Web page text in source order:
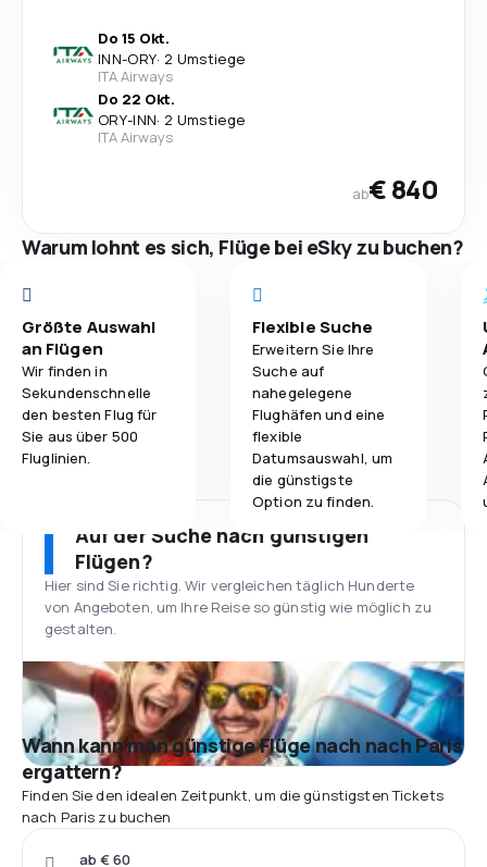
Do 15 Okt.
INN-ORY· 2 Umstiege
ITA Airways
Do 22 Okt.
ORY-INN· 2 Umstiege
ITA Airways
ab€ 840
Warum lohnt es sich, Flüge bei eSky zu buchen?
Größte Auswahl
an Flügen
Wir finden in
Sekundenschnelle
den besten Flug für
Sie aus über 500
Fluglinien.
Flexible Suche
Erweitern Sie Ihre
Suche auf
nahegelegene
Flughäfen und eine
flexible
Datumsauswahl, um
die günstigste
Option zu finden.
Auf der Suche nach günstigen
Flügen?
Hier sind Sie richtig. Wir vergleichen täglich Hunderte
von Angeboten, um Ihre Reise so günstig wie möglich zu
gestalten.
Wann kann man günstige Flüge nach nach Paris
ergattern?
Finden Sie den idealen Zeitpunkt, um die günstigsten Tickets
nach Paris zu buchen
ab € 60